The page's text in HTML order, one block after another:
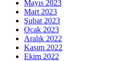
Mayıs 2023
Mart 2023
Şubat 2023
Ocak 2023
Aralık 2022
Kasım 2022
Ekim 2022